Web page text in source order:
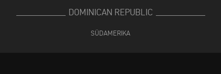
DOMINICAN REPUBLIC
SÜDAMERIKA